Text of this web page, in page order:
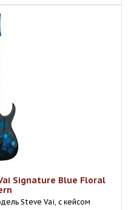
Vai Signature Blue Floral
Steve Vai, с кейсом